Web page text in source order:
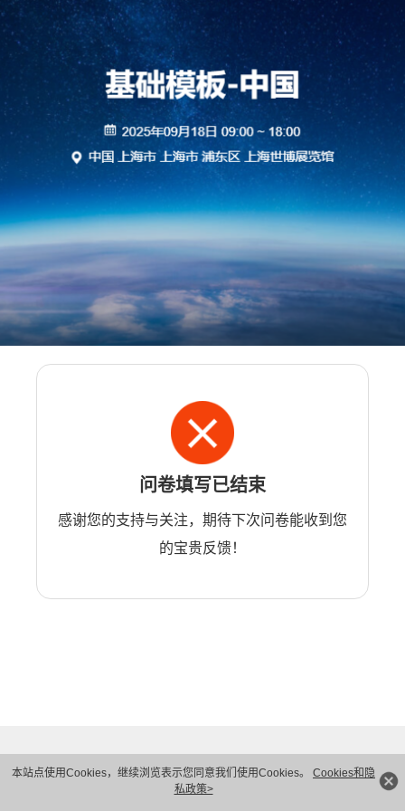
本站点使用Cookies，继续浏览表示您同意我们使用Cookies。 Cookies和隐
私政策>
问卷填写已结束
感谢您的支持与关注，期待下次问卷能收到您
的宝贵反馈！